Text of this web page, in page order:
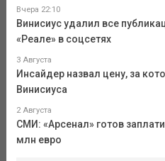
Вчера 22:10
Винисиус удалил все
«Реале» в соцсетях
3 Августа
Инсайдер назвал цену, за
Винисиуса
2 Августа
СМИ: «Арсенал» готов
млн евро